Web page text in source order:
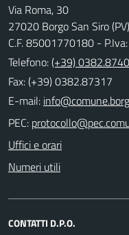
Via Roma, 30
27020 Borgo San Siro (PV)
C.F. 85001770180 -
Telefono:(+39)
Fax: (+39) 0382.87317
E-mail:
PEC:
Uffici e orari
Numeri utili
CONTATTI D.P.O.